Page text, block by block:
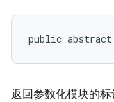
public
返回参数化模块的标